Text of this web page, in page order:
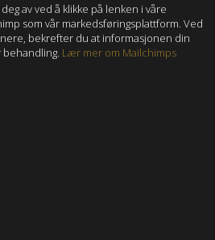
av ved å klikke på lenken i våre
som vår markedsføringsplattform. Ved
bekrefter du at informasjonen din
Lær mer om Mailchimps